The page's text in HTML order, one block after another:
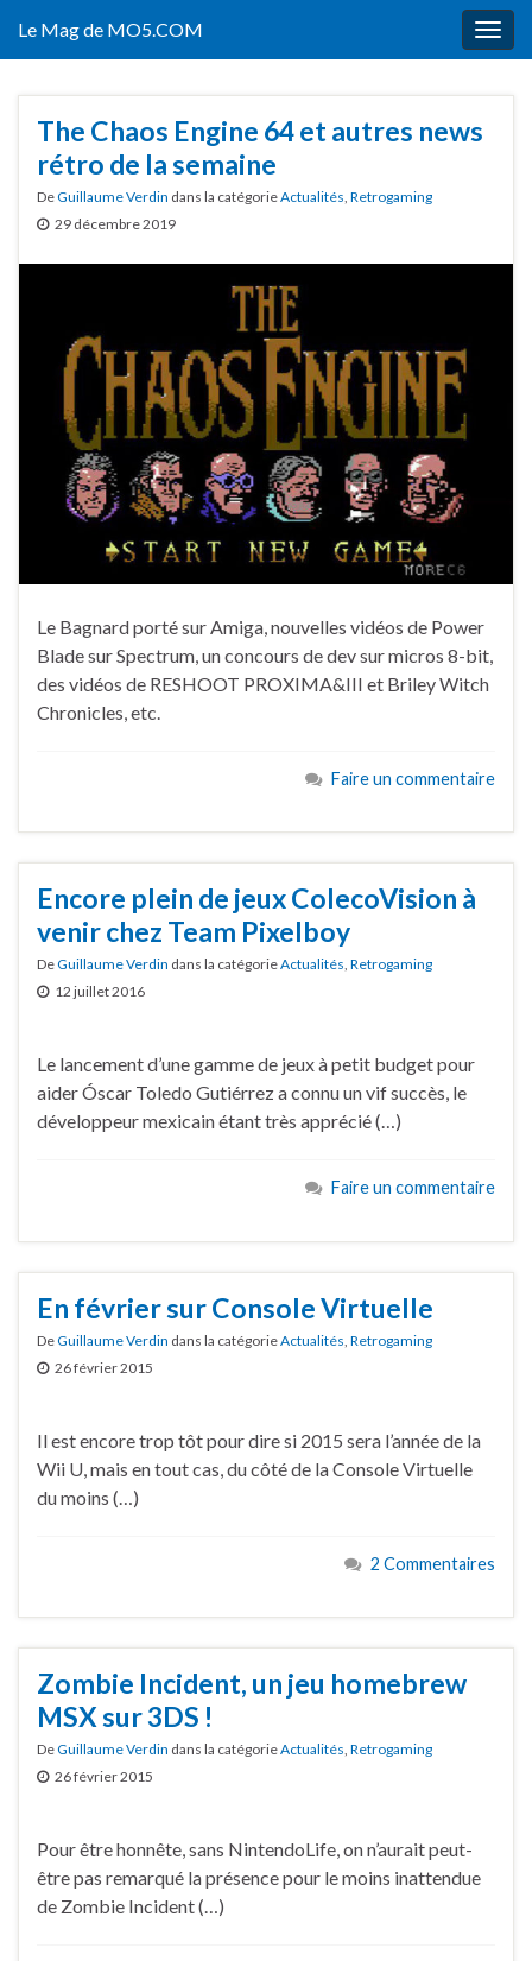
Le Mag de MO5.COM
The Chaos Engine 64 et autres news
rétro de la semaine
DeGuillaume Verdin dans la catégorieActualités, Retrogaming
29 décembre 2019
Le Bagnard porté sur Amiga, nouvelles vidéos de Power
Blade sur Spectrum, un concours de dev sur micros 8-bit,
des vidéos de RESHOOT PROXIMA&III et Briley Witch
Chronicles, etc.
Faire un commentaire
Encore plein de jeux ColecoVision à
venir chez Team Pixelboy
DeGuillaume Verdin dans la catégorieActualités, Retrogaming
12 juillet 2016
Le lancement d’une gamme de jeux à petit budget pour
aider Óscar Toledo Gutiérrez a connu un vif succès, le
développeur mexicain étant très apprécié (…)
Faire un commentaire
En février sur Console Virtuelle
DeGuillaume Verdin dans la catégorieActualités Retrogaming
26 février 2015
Il est encore trop tôt pour dire si 2015 sera l’année de la
Wii U, mais en tout cas, du côté de la Console Virtuelle
du moins (…)
2 Commentaires
Zombie Incident, un jeu homebrew
MSX sur 3DS !
DeGuillaume Verdin dans la catégorieActualités, Retrogaming
26 février 2015
Pour être honnête, sans NintendoLife, on n’aurait peut-
être pas remarqué la présence pour le moins inattendue
de Zombie Incident (…)